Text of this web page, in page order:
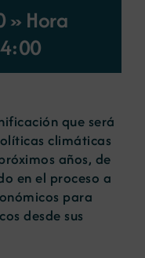
» Hora
que será
climáticas
años, de
en el proceso a
para
desde sus